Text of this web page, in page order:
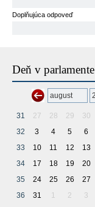
Doplňujúca odpoveď
Deň v parlamente
31 27 28 29 30
32
3 4 5 6
33
10 11 12 13
34
17 18 19 20
35
24 25 26 27
36
31 1 2 3